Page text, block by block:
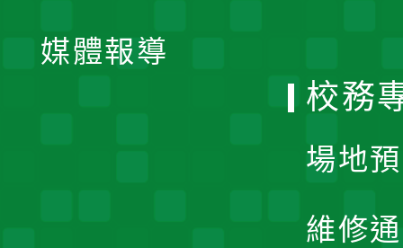
媒體報導
校務
場地
維修